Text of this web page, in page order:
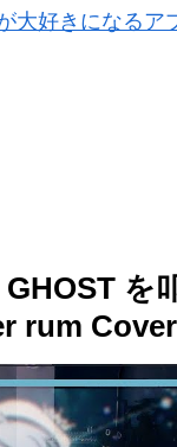
好きになるア
GHOST
rum Cover